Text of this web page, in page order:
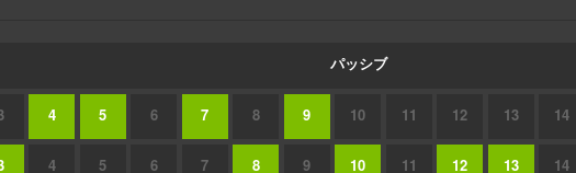
パッシブ
4 5 6 7 8 9 10 11 12 13 14
4 5 6 7 8 9 10 11 12 13 14